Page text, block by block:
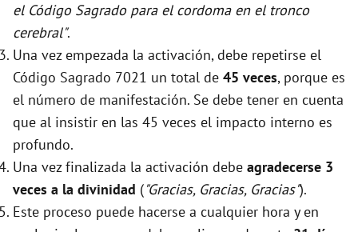
el Código Sagrado para el cordoma en el tronco
cerebral".
Una vez empezada la activación, debe repetirse el
Código Sagrado 7021 un total de 45 veces, porque es
el número de manifestación. Se debe tener en cuenta
que al insistir en las 45 veces el impacto interno es
profundo.
Una vez finalizada la activación debe agradecerse 3
veces a la divinidad ("Gracias, Gracias, Gracias").
Este proceso puede hacerse a cualquier hora y en